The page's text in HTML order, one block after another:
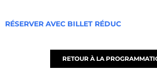
RÉSERVER AVEC BILLET RÉDUC
RETOUR À LA